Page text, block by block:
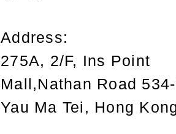
Address:
275A, 2/F, Ins Point
Mall,Nathan Road
Yau Ma Tei, Hong